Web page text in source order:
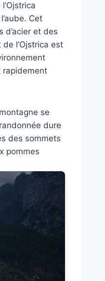
Cet
et des
l’Ojstrica est
rapidement
se
dure
des sommets
pommes